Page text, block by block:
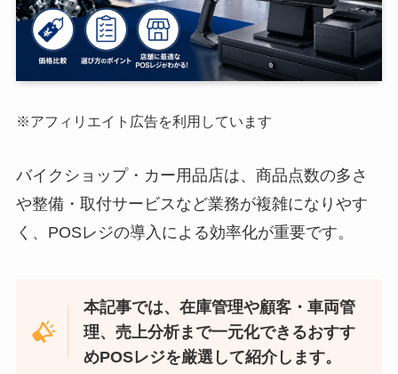
※アフィリエイト広告を利用しています
バイクショップ・カー用品店は、商品点数の多さ
や整備・取付サービスなど業務が複雑になりやす
く、POSレジの導入による効率化が重要です。
本記事では、在庫管理や顧客・車両管
理、売上分析まで一元化できるおすす
めPOSレジを厳選して紹介します。